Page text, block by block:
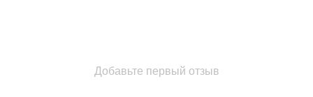
Добавьте первый отзыв